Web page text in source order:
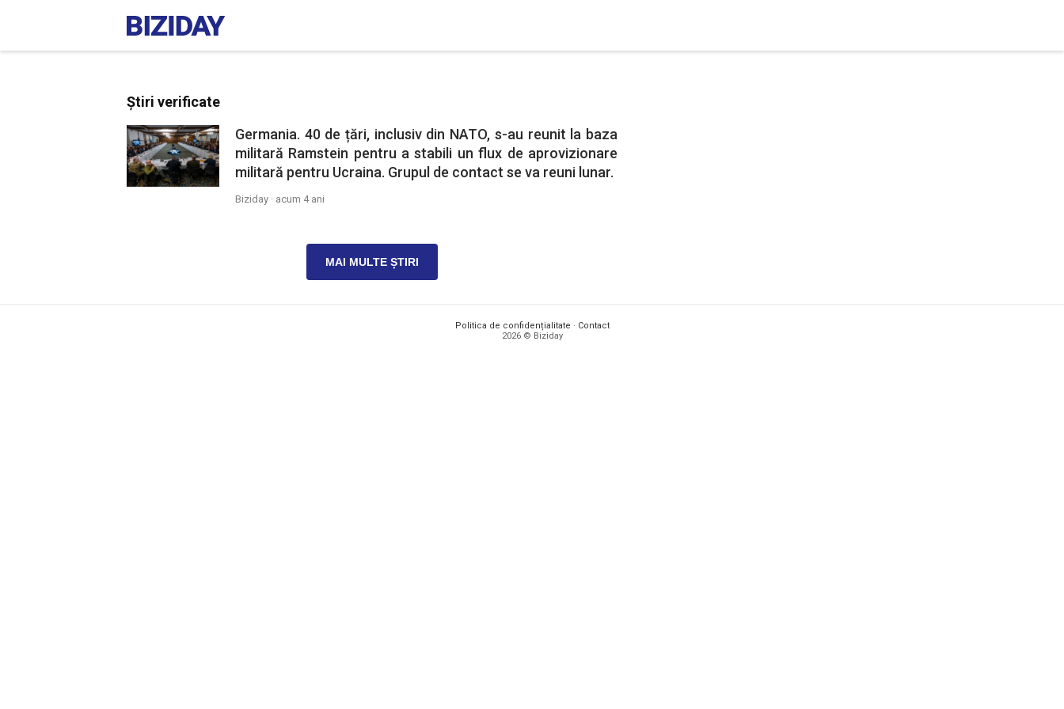
Știri verificate
Germania. 40 de țări, inclusiv din NATO, s-au reunit la baza
militară Ramstein pentru a stabili un flux de aprovizionare
militară pentru Ucraina. Grupul de contact se va reuni lunar.
Biziday · acum 4 ani
MAI MULTE ȘTIRI
Politica de confidențialitate · Contact
2026 © Biziday